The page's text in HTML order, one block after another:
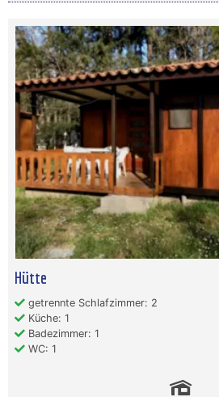
Hütte
getrennte Schlafzimmer: 2
Küche: 1
Badezimmer: 1
WC: 1